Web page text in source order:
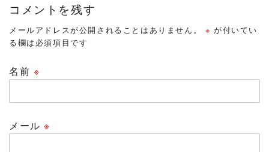
コメントを残す
メールアドレスが公開されることはありません。 ※ が付いてい
る欄は必須項目です
名前 ※
メール※